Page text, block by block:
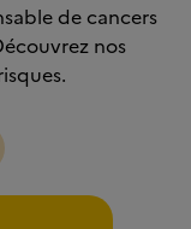
de cancers
nos